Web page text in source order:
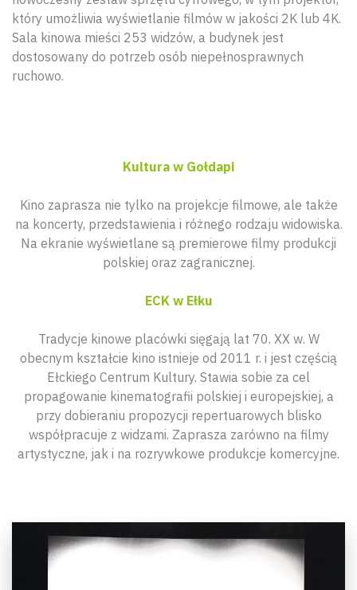
który umożliwia wyświetlanie filmów w jakości 2K lub 4K.
Sala kinowa mieści 253 widzów, a budynek jest
dostosowany do potrzeb osób niepełnosprawnych
ruchowo.
Kultura w Gołdapi
Kino zaprasza nie tylko na projekcje filmowe, ale także
na koncerty, przedstawienia i różnego rodzaju widowiska.
Na ekranie wyświetlane są premierowe filmy produkcji
polskiej oraz zagranicznej.
ECK w Ełku
Tradycje kinowe placówki sięgają lat 70. XX w. W
obecnym kształcie kino istnieje od 2011 r. i jest częścią
Ełckiego Centrum Kultury. Stawia sobie za cel
propagowanie kinematografii polskiej i europejskiej, a
przy dobieraniu propozycji repertuarowych blisko
współpracuje z widzami. Zaprasza zarówno na filmy
artystyczne, jak i na rozrywkowe produkcje komercyjne.